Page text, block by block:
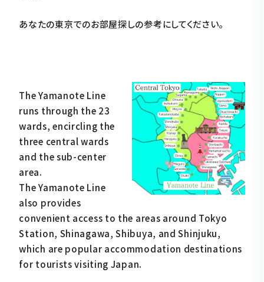
あなたの東京でのお部屋探しの参考にしてください。
The Yamanote Line
runs through the 23
wards, encircling the
three central wards
and the sub-center
area.
The Yamanote Line
also provides
convenient access to the areas around Tokyo
Station, Shinagawa, Shibuya, and Shinjuku,
which are popular accommodation destinations
for tourists visiting Japan.